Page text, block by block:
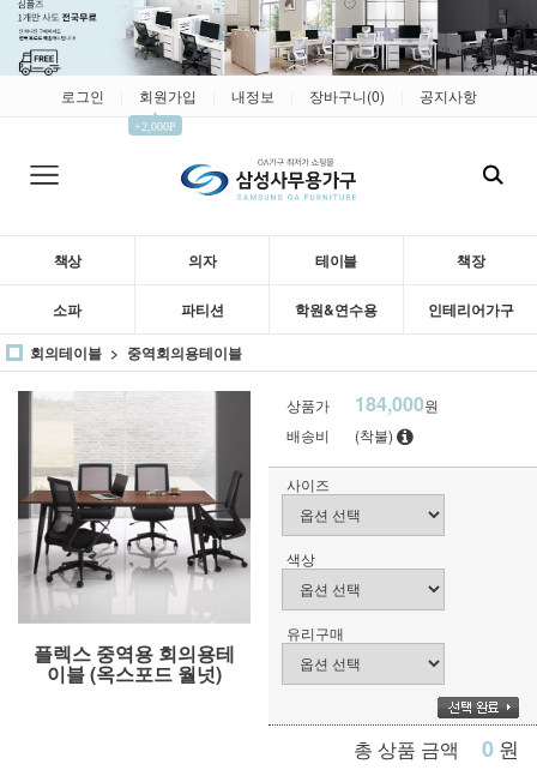
로그인 회원가입
▲
+2,000P
내정보 장바구니(0) 공지사항
책상 의자 테이블 책장
소파 파티션 학원&연수용
인테리어가구
회의테이블
중역회의용테이블
플렉스 중역용 회의용테
이블 (옥스포드 월넛)
상품가 184,000원
배송비
(착불)
사이즈
색상
유리구매
총 상품 금액 0 원